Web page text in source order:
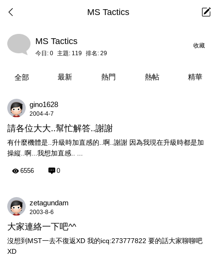
MS Tactics
收藏
MS Tactics
今日: 0 主題: 119 排名: 29
全部 最新 熱門 熱帖 精華
gino1628
2004-4-7
請各位大大..幫忙解答..謝謝
有什麼機體是..升級時加直感的..啊..謝謝 因為我現在升級時都是加
操縦..啊...我想加直感.. ...
6556 0
zetagundam
2003-8-6
大家連絡一下吧^^
沒想到MST一去不復返XD 我的icq:273777822 要的話大家聊聊吧
XD